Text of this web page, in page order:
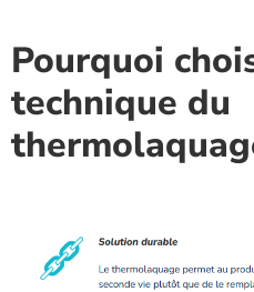
Pourquoi
technique du